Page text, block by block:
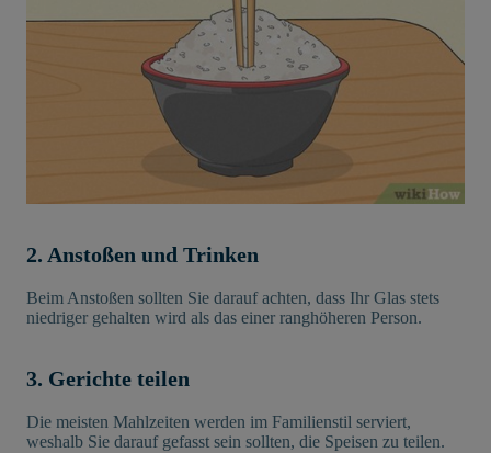
2. Anstoßen und Trinken
Beim Anstoßen sollten Sie darauf achten, dass Ihr Glas stets
niedriger gehalten wird als das einer ranghöheren Person.
3. Gerichte teilen
Die meisten Mahlzeiten werden im Familienstil serviert,
weshalb Sie darauf gefasst sein sollten, die Speisen zu teilen.